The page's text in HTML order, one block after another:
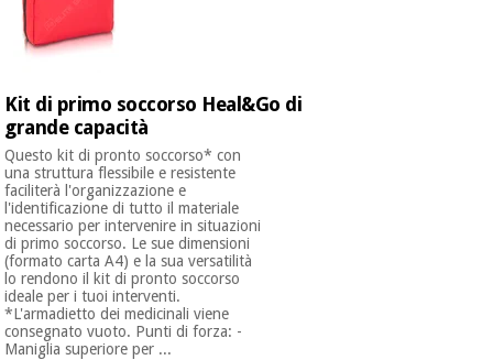
Kit di primo soccorso Heal&Go di
grande capacità
Questo kit di pronto soccorso* con
una struttura flessibile e resistente
faciliterà l'organizzazione e
l'identificazione di tutto il materiale
necessario per intervenire in situazioni
di primo soccorso. Le sue dimensioni
(formato carta A4) e la sua versatilità
lo rendono il kit di pronto soccorso
ideale per i tuoi interventi.
*L'armadietto dei medicinali viene
consegnato vuoto. Punti di forza: -
Maniglia superiore per ...